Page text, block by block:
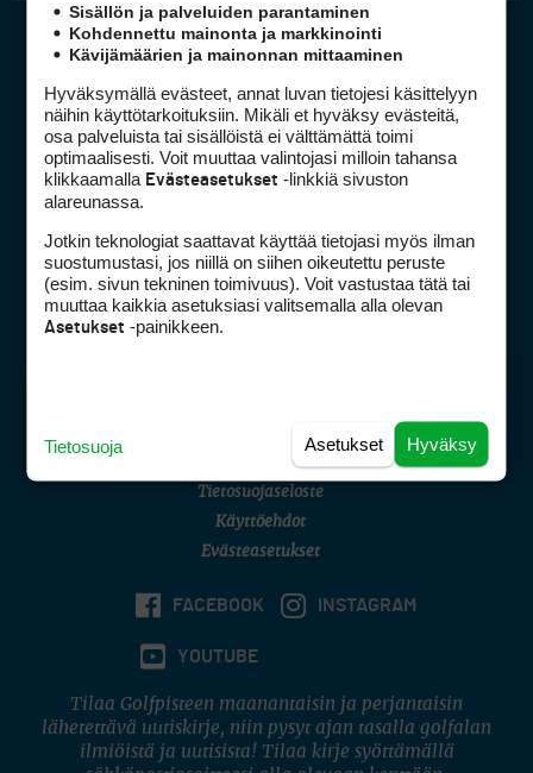
Golfpiste mediakortti
Golfpisteen yhteystiedot
DSA avoimuusraportti
Asiakaspalvelu
(digi) digi@otavamedia.fi
Tietosuojaseloste
Käyttöehdot
Evästeasetukset
FACEBOOK INSTAGRAM
YOUTUBE
Tilaa Golfpisteen maanantaisin ja perjantaisin
lähetettävä uutiskirje, niin pysyt ajan tasalla golfalan
ilmiöistä ja uutisista! Tilaa kirje syöttämällä
Sisällön ja palveluiden parantaminen
Kohdennettu mainonta ja markkinointi
Kävijämäärien ja mainonnan mittaaminen
Hyväksymällä evästeet, annat luvan tietojesi käsittelyyn
näihin käyttötarkoituksiin. Mikäli et hyväksy evästeitä,
osa palveluista tai sisällöistä ei välttämättä toimi
optimaalisesti. Voit muuttaa valintojasi milloin tahansa
klikkaamalla Evästeasetukset -linkkiä sivuston
alareunassa.
Jotkin teknologiat saattavat käyttää tietojasi myös ilman
suostumustasi, jos niillä on siihen oikeutettu peruste
(esim. sivun tekninen toimivuus). Voit vastustaa tätä tai
muuttaa kaikkia asetuksiasi valitsemalla alla olevan
Asetukset -painikkeen.
Hyväksy
Asetukset
Tietosuoja